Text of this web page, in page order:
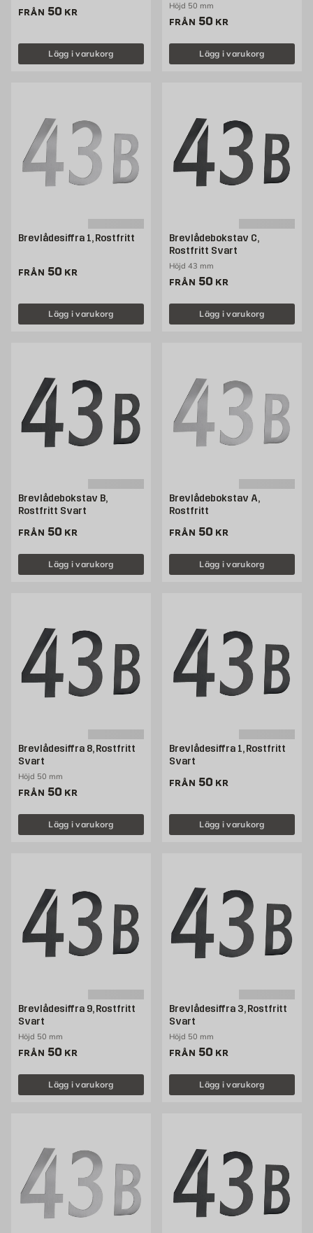
FRÅN Pris 50 kr
50 KR
Lägg i varukorg
Höjd 50 mm
FRÅN Pris 50 kr
50 KR
Lägg i varukorg
Brevlådesiffra 1, Rostfritt
FRÅN Pris 50 kr
50 KR
Lägg i varukorg
Brevlådebokstav C,
Rostfritt Svart
Höjd 43 mm
FRÅN Pris 50 kr
50 KR
Lägg i varukorg
Brevlådebokstav B,
Rostfritt Svart
FRÅN Pris 50 kr
50 KR
Lägg i varukorg
Brevlådebokstav A,
Rostfritt
FRÅN Pris 50 kr
50 KR
Lägg i varukorg
Brevlådesiffra 8, Rostfritt
Svart
Höjd 50 mm
FRÅN Pris 50 kr
50 KR
Lägg i varukorg
Brevlådesiffra 1, Rostfritt
Svart
FRÅN Pris 50 kr
50 KR
Lägg i varukorg
Brevlådesiffra 9, Rostfritt
Svart
Höjd 50 mm
FRÅN Pris 50 kr
50 KR
Lägg i varukorg
Brevlådesiffra 3, Rostfritt
Svart
Höjd 50 mm
FRÅN Pris 50 kr
50 KR
Lägg i varukorg